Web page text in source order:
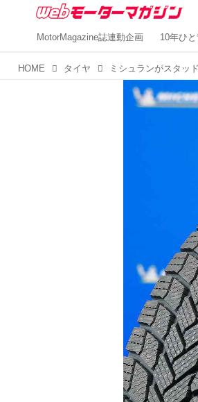
MotorMagazine誌連動企画 10年ひ
HOME タイヤ